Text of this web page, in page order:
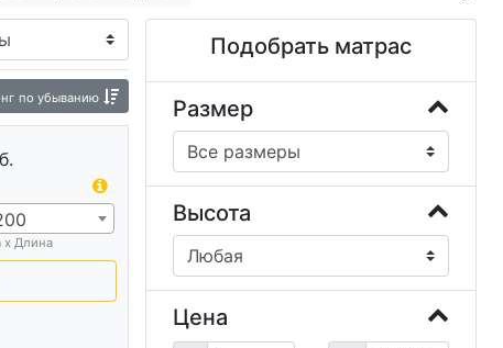
по убыванию
Длина
Подобрать матрас
Размер
Высота
Цена